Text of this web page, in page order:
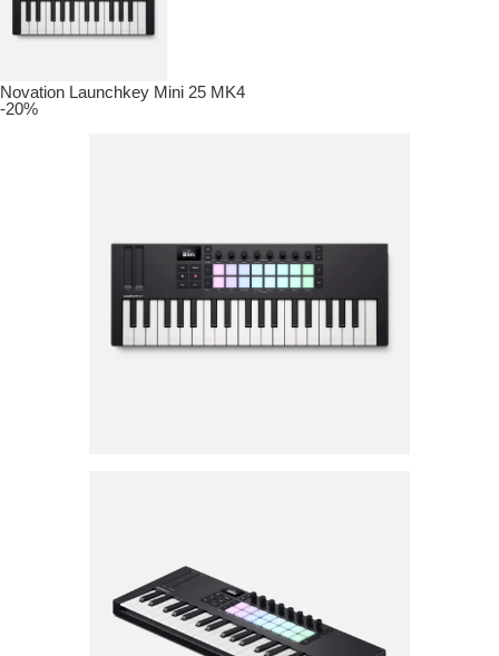
Novation Launchkey Mini 25 MK4
-20%